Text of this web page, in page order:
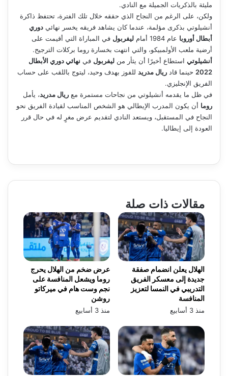
مليئة بالذكريات الجميلة مع النادي.
ولكن، على الرغم من النجاح الذي حققه خلال تلك الفترة، تحتفظ ذاكرة
أنشيلوتي بذكرى مؤلمة، عندما كان يشاهد فريقه يخسر نهائي دوري
أبطال أوروبا عام 1984 أمام ليفربول في المباراة التي أقيمت على
أرضية ملعب الأولمبيكو، والتي انتهت بخسارة روما بركلات الترجيح.
أنشيلوتي استطاع أخيرًا أن يثأر من ليفربول في نهائي دوري الأبطال
2022 حينما قاد ريال مدريد للفوز بهدف وحيد، ليتوج باللقب على حساب
الفريق الإنجليزي.
في ظل ما يقدمه أنشيلوتي من نجاحات مستمرة مع ريال مدريد، يأمل
روما أن يكون المدرب الإيطالي هو الشخص المناسب لقيادة الفريق نحو
النجاح في المستقبل، ويستعد النادي لتقديم عرض مغرٍ له في حال قرر
العودة إلى إيطاليا.
مقالات ذات صلة
عرض ضخم من الهلال يحرج
روما ويشعل المنافسة على
نجم وست هام في ميركاتو
روشن
منذ 3 أسابيع
الهلال يعلن انضمام صفقة
جديدة إلى معسكر الفريق
التدريبي في النمسا لتعزيز
المنافسة
منذ 3 أسابيع